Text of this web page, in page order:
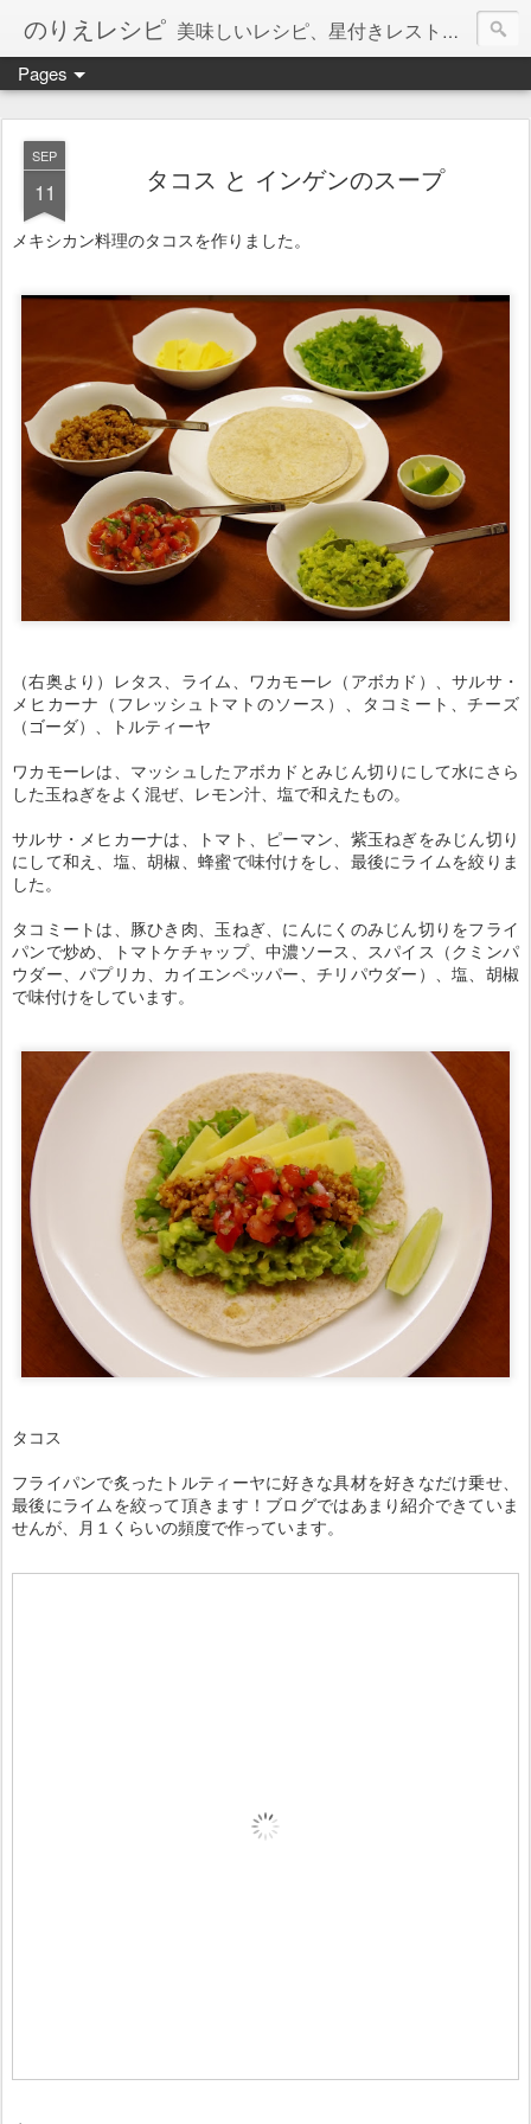
のりえレシピ 美味しいレシピ、星付きレストラン、絶品お取り寄せを紹介しています。
Pages
SEP
11 タコス と インゲンのスープ
メキシカン料理のタコスを作りました。
（右奥より）レタス、ライム、ワカモーレ（アボカド）、サルサ・
メヒカーナ（フレッシュトマトのソース）、タコミート、チーズ
（ゴーダ）、トルティーヤ
ワカモーレは、マッシュしたアボカドとみじん切りにして水にさら
した玉ねぎをよく混ぜ、レモン汁、塩で和えたもの。
サルサ・メヒカーナは、トマト、ピーマン、紫玉ねぎをみじん切り
にして和え、塩、胡椒、蜂蜜で味付けをし、最後にライムを絞りま
した。
タコミートは、豚ひき肉、玉ねぎ、にんにくのみじん切りをフライ
パンで炒め、トマトケチャップ、中濃ソース、スパイス（クミンパ
ウダー、パプリカ、カイエンペッパー、チリパウダー）、塩、胡椒
で味付けをしています。
タコス
フライパンで炙ったトルティーヤに好きな具材を好きなだけ乗せ、
最後にライムを絞って頂きます！ブログではあまり紹介できていま
せんが、月１くらいの頻度で作っています。